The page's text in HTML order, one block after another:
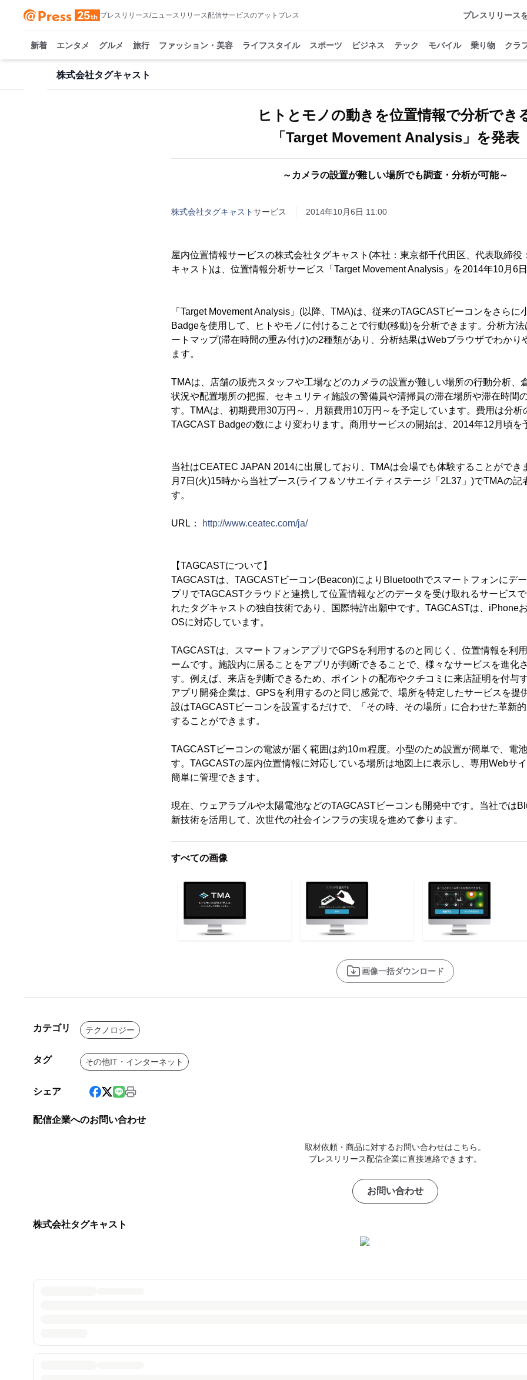
プレスリリース/ニュースリリース配信サービスのアットプレス プレスリリース
新着 エンタメ グルメ 旅行 ファッション・美容 ライフスタイル スポーツ ビジネス テック モバイル 乗り物 クラ
株式会社タグキャスト
ヒトとモノの動きを位置情報で分析でき
「Target Movement Analysis」を発表
～カメラの設置が難しい場所でも調査・分析が可能～
株式会社タグキャストサービス 2014年10月6日 11:00
屋内位置情報サービスの株式会社タグキャスト(本社：東京都千代田区、代表取締役
キャスト)は、位置情報分析サービス「Target Movement Analysis」を2014年10月6
「Target Movement Analysis」(以降、TMA)は、従来のTAGCASTビーコンをさらに
Badgeを使用して、ヒトやモノに付けることで行動(移動)を分析できます。分析方法
ートマップ(滞在時間の重み付け)の2種類があり、分析結果はWebブラウザでわかり
ます。
TMAは、店舗の販売スタッフや工場などのカメラの設置が難しい場所の行動分析、
状況や配置場所の把握、セキュリティ施設の警備員や清掃員の滞在場所や滞在時間
す。TMAは、初期費用30万円～、月額費用10万円～を予定しています。費用は分析
TAGCAST Badgeの数により変わります。商用サービスの開始は、2014年12月頃を
当社はCEATEC JAPAN 2014に出展しており、TMAは会場でも体験することができ
月7日(火)15時から当社ブース(ライフ＆ソサエイティステージ「2L37」)でTMAの記
す。
URL： http://www.ceatec.com/ja/
【TAGCASTについて】
TAGCASTは、TAGCASTビーコン(Beacon)によりBluetoothでスマートフォンにデ
プリでTAGCASTクラウドと連携して位置情報などのデータを受け取れるサービス
れたタグキャストの独自技術であり、国際特許出願中です。TAGCASTは、iPhone
OSに対応しています。
TAGCASTは、スマートフォンアプリでGPSを利用するのと同じく、位置情報を利
ームです。施設内に居ることをアプリが判断できることで、様々なサービスを進化
す。例えば、来店を判断できるため、ポイントの配布やクチコミに来店証明を付与
アプリ開発企業は、GPSを利用するのと同じ感覚で、場所を特定したサービスを提
設はTAGCASTビーコンを設置するだけで、「その時、その場所」に合わせた革新
することができます。
TAGCASTビーコンの電波が届く範囲は約10ｍ程度。小型のため設置が簡単で、電
す。TAGCASTの屋内位置情報に対応している場所は地図上に表示し、専用Webサ
簡単に管理できます。
現在、ウェアラブルや太陽電池などのTAGCASTビーコンも開発中です。当社では
新技術を活用して、次世代の社会インフラの実現を進めて参ります。
すべての画像
画像一括ダウンロード
カテゴリ テクノロジー
タグ その他IT・インターネット
シェア
配信企業へのお問い合わせ
取材依頼・商品に対するお問い合わせはこちら。
プレスリリース配信企業に直接連絡できます。
お問い合わせ
株式会社タグキャスト